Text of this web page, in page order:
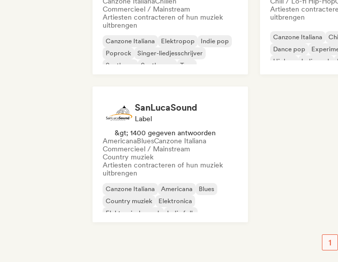
Commercieel / Mainstream
Artiesten contracteren of hun muziek
uitbrengen
Canzone Italiana Elektropop
Indie pop
Poprock
Singer-liedjesschrijver
Synthpop
Synthwave Trap
Artiesten
uitbrengen
Canzone Italiana
Dance pop
Hiphop
Indie rock
SanLucaSound
Label
&gt; 1400 gegeven antwoorden
AmericanaBluesCanzone Italiana
Commercieel / Mainstream
Country muziek
Artiesten contracteren of hun muziek
uitbrengen
Canzone Italiana Americana
Blues
Country muziek
Elektronica
Elektronische rock
Indie folk
1